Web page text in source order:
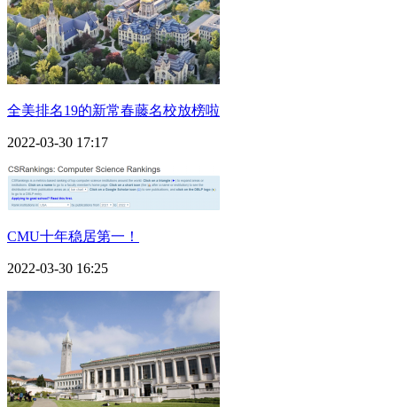
全美排名19的新常春藤名校放榜啦
2022-03-30 17:17
CMU十年稳居第一！
2022-03-30 16:25